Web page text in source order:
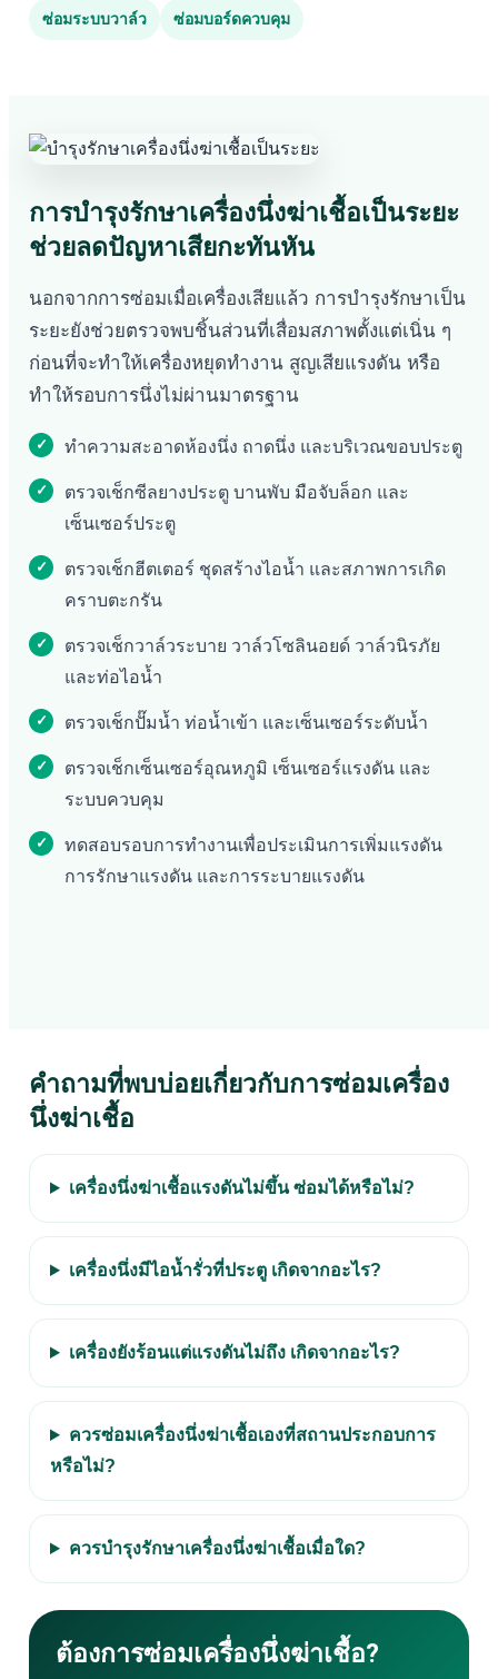
ซ่อมระบบวาล์ว ซ่อมบอร์ดควบคุม
การบำรุงรักษาเครื่องนึ่งฆ่าเชื้อเป็นระยะ
ช่วยลดปัญหาเสียกะทันหัน
นอกจากการซ่อมเมื่อเครื่องเสียแล้ว การบำรุงรักษาเป็น
ระยะยังช่วยตรวจพบชิ้นส่วนที่เสื่อมสภาพตั้งแต่เนิ่น ๆ
ก่อนที่จะทำให้เครื่องหยุดทำงาน สูญเสียแรงดัน หรือ
ทำให้รอบการนึ่งไม่ผ่านมาตรฐาน
ทำความสะอาดห้องนึ่ง ถาดนึ่ง และบริเวณขอบประตู
ตรวจเช็กซีลยางประตู บานพับ มือจับล็อก และ
เซ็นเซอร์ประตู
ตรวจเช็กฮีตเตอร์ ชุดสร้างไอน้ำ และสภาพการเกิด
คราบตะกรัน
ตรวจเช็กวาล์วระบาย วาล์วโซลินอยด์ วาล์วนิรภัย
และท่อไอน้ำ
ตรวจเช็กปั๊มน้ำ ท่อน้ำเข้า และเซ็นเซอร์ระดับน้ำ
ตรวจเช็กเซ็นเซอร์อุณหภูมิ เซ็นเซอร์แรงดัน และ
ระบบควบคุม
ทดสอบรอบการทำงานเพื่อประเมินการเพิ่มแรงดัน
การรักษาแรงดัน และการระบายแรงดัน
คำถามที่พบบ่อยเกี่ยวกับการซ่อมเครื่อง
นึ่งฆ่าเชื้อ
เครื่องนึ่งฆ่าเชื้อแรงดันไม่ขึ้น ซ่อมได้หรือไม่?
เครื่องนึ่งมีไอน้ำรั่วที่ประตู เกิดจากอะไร?
เครื่องยังร้อนแต่แรงดันไม่ถึง เกิดจากอะไร?
ควรซ่อมเครื่องนึ่งฆ่าเชื้อเองที่สถานประกอบการ
หรือไม่?
ควรบำรุงรักษาเครื่องนึ่งฆ่าเชื้อเมื่อใด?
ต้องการซ่อมเครื่องนึ่งฆ่าเชื้อ?